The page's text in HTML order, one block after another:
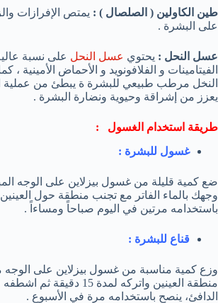
طين الكاولين ( الصلصال ) : يمتص الإفرازات
على البشرة .
عسل النحل : يحتوي عسل النحل على نسبة
الفيتامينات و الفلافونويد و الأحماض الأمينية
النخل مرطب طبيعي للبشرة ة يبطئ من عملية
يعزز من إشراقة وحيوية ونضارة البشرة .
طريقة استخدام الغسول :
غسول للبشرة :
ضع كمية قليلة من غسول بيزلاين على الوجه
وجهك بالماء الفاتر مع تجنب منطقة حول
باستخدامه مرتين في اليوم صباحاً ومساءاً .
قناع للبشرة :
وزع كمية مناسبة من غسول بيزلاين على
منطقة العينين واتركه لمدة 15
الدافئ، ينصح باستخدامه مرة في الأسبوع .